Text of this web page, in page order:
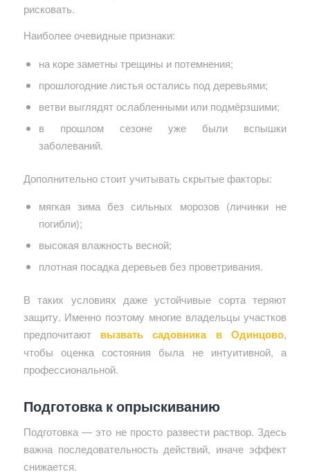
рисковать.
Наиболее очевидные признаки:
на коре заметны трещины и потемнения;
прошлогодние листья остались под деревьями;
ветви выглядят ослабленными или подмёрзшими;
в прошлом сезоне уже были вспышки
заболеваний.
Дополнительно стоит учитывать скрытые факторы:
мягкая зима без сильных морозов (личинки не
погибли);
высокая влажность весной;
плотная посадка деревьев без проветривания.
В таких условиях даже устойчивые сорта теряют
защиту. Именно поэтому многие владельцы участков
предпочитают вызвать садовника в Одинцово,
чтобы оценка состояния была не интуитивной, а
профессиональной.
Подготовка к опрыскиванию
Подготовка — это не просто развести раствор. Здесь
важна последовательность действий, иначе эффект
снижается.